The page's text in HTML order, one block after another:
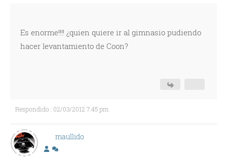
Es enorme!!!! ¿quien quiere ir al gimnasio pudiendo
hacer levantamiento de Coon?
Respondido : 02/03/2012 7:45 pm
maullido